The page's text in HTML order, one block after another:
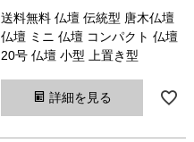
送料無料 仏壇 伝統型 唐木仏壇
仏壇 ミニ 仏壇 コンパクト 仏壇
20号 仏壇 小型 上置き型
詳細を見る